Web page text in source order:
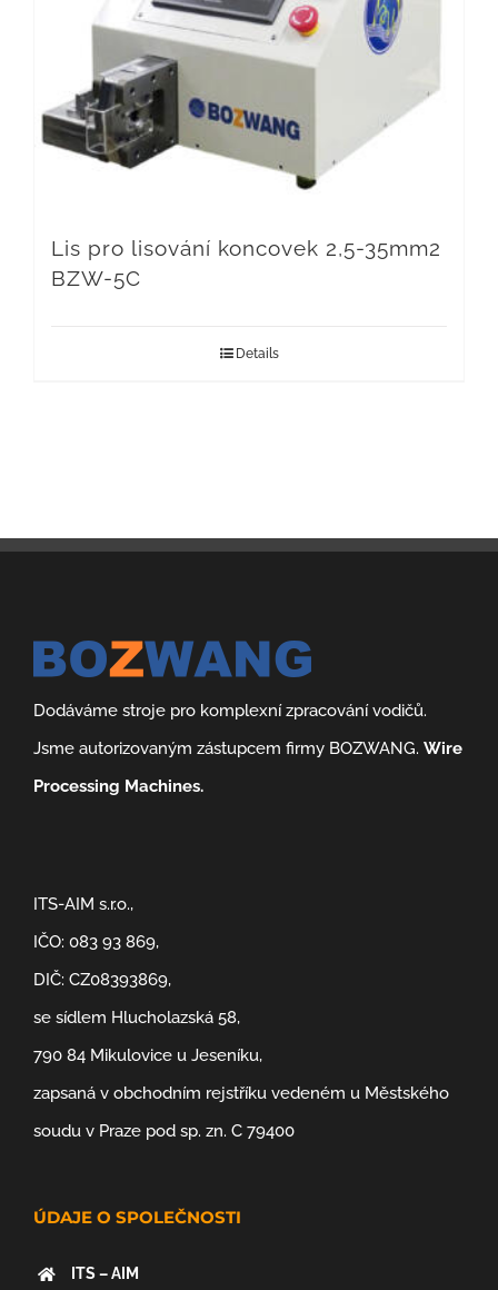
Lis pro lisování koncovek 2,5-35mm2
BZW-5C
Details
Dodáváme stroje pro komplexní zpracování vodičů.
Jsme autorizovaným zástupcem firmy BOZWANG. Wire
Processing Machines.
ITS-AIM s.r.o.,
IČO: 083 93 869,
DIČ: CZ08393869,
se sídlem Hlucholazská 58,
790 84 Mikulovice u Jeseníku,
zapsaná v obchodním rejstříku vedeném u Městského
soudu v Praze pod sp. zn. C 79400
ÚDAJE O SPOLEČNOSTI
ITS – AIM